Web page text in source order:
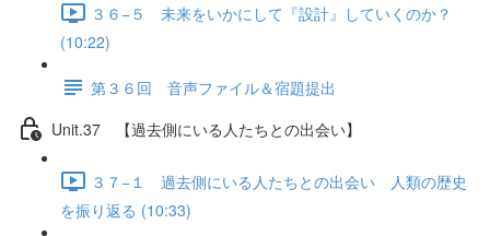
３６−５ 未来をいかにして『設計』していくのか？
(10:22)
第３６回 音声ファイル＆宿題提出
Unit.37 【過去側にいる人たちとの出会い】
３７−１ 過去側にいる人たちとの出会い 人類の歴史
を振り返る (10:33)